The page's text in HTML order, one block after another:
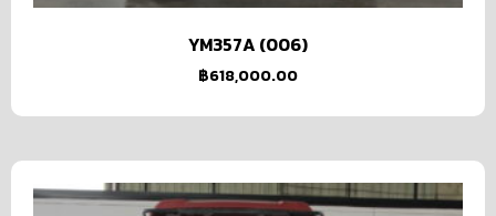
YM357A (006)
฿618,000.00